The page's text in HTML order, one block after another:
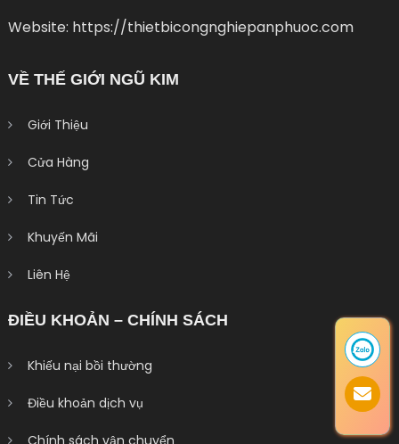
Website: https://thietbicongnghiepanphuoc.com
VỀ THẾ GIỚI NGŨ KIM
Giới Thiệu
Cửa Hàng
Tin Tức
Khuyến Mãi
Liên Hệ
ĐIỀU KHOẢN – CHÍNH SÁCH
Khiếu nại bồi thường
Điều khoản dịch vụ
Chính sách vận chuyển